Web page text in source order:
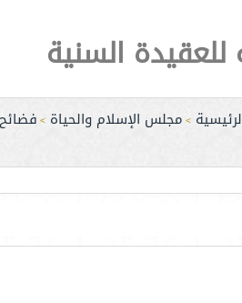
السنية
> مجلس الإسلام والحياة >